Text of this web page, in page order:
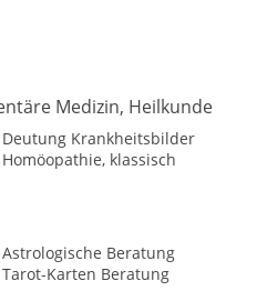
Medizin, Heilkunde
Deutung Krankheitsbilder
Homöopathie, klassisch
Astrologische Beratung
Tarot-Karten Beratung